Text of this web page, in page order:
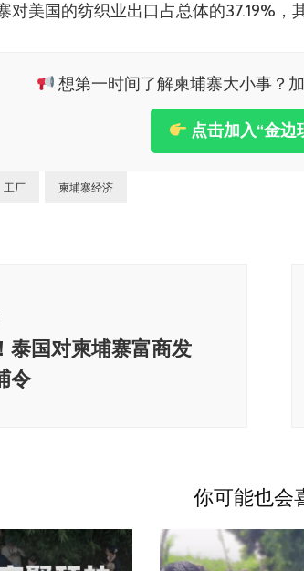
对美国的纺织业出口占总体的37.19%，
想第一时间了解柬埔寨大小事？
点击加入“金边
工厂 柬埔寨经济
泰国对柬埔寨富商发
令
你可能也会